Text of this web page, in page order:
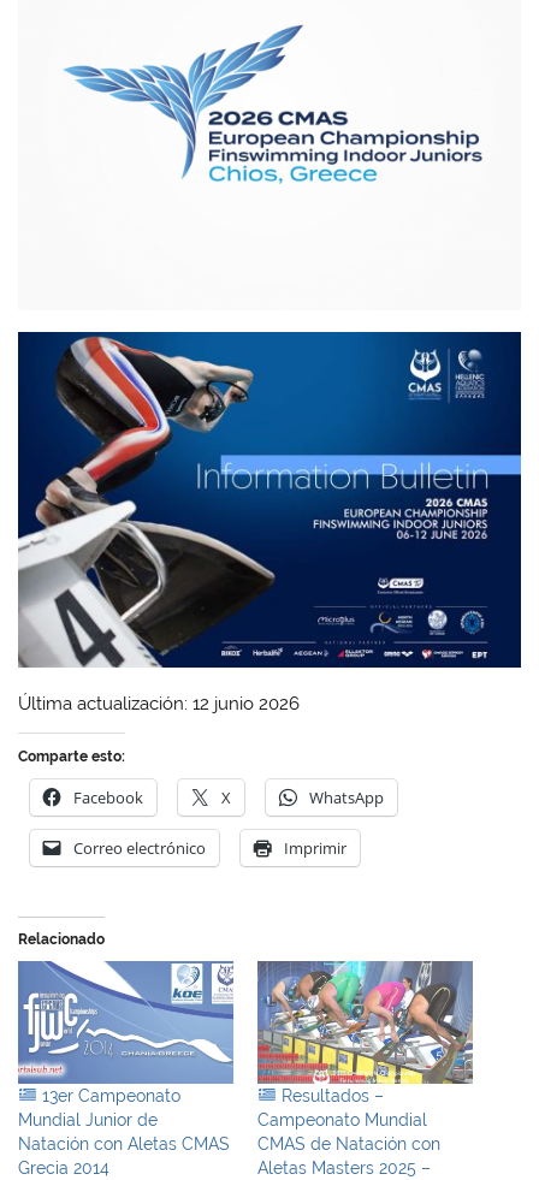
Última actualización: 12 junio 2026
Comparte esto:
Facebook X WhatsApp
Correo electrónico Imprimir
Relacionado
13er Campeonato
Mundial Junior de
Natación con Aletas CMAS
Grecia 2014
Resultados –
Campeonato Mundial
CMAS de Natación con
Aletas Masters 2025 –